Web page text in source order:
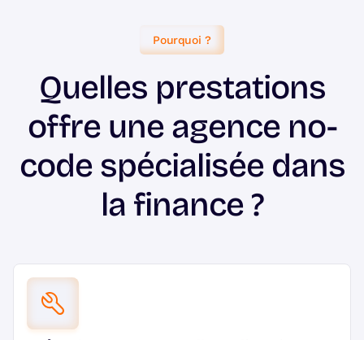
Pourquoi ?
Quelles prestations
offre une agence no-
code spécialisée dans
la finance ?